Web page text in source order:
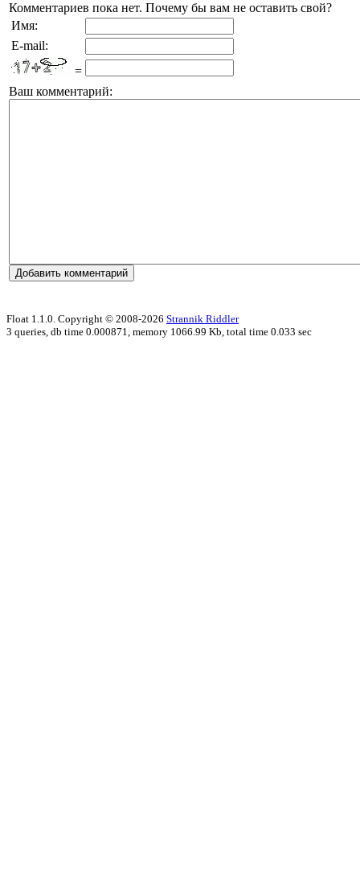
Комментариев пока нет. Почему бы вам не оставить свой?
Имя:
E-mail:
=
Ваш комментарий:
Float 1.1.0. Copyright © 2008-2026 Strannik Riddler
3 queries, db time 0.000871, memory 1066.99 Kb, total time 0.033 sec